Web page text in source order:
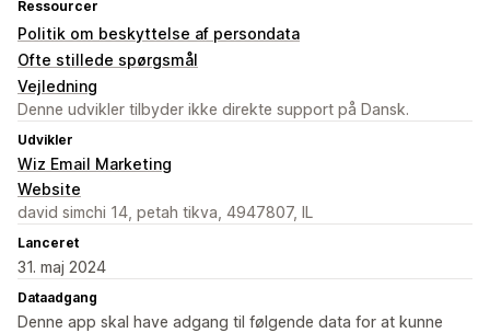
Ressourcer
Politik om beskyttelse af persondata
Ofte stillede spørgsmål
Vejledning
Denne udvikler tilbyder ikke direkte support på Dansk.
Udvikler
Wiz Email Marketing
Website
david simchi 14, petah tikva, 4947807, IL
Lanceret
31. maj 2024
Dataadgang
Denne app skal have adgang til følgende data for at kunne